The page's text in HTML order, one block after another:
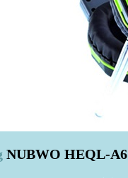
NUBWO HEQL-A6